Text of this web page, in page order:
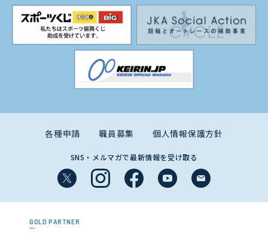
各種申請 職員募集 個人情報保護方針
SNS・メルマガで最新情報を受け取る
GOLD PARTNER